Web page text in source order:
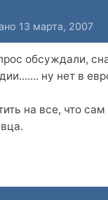
13 марта, 2007
обсуждали,
ну нет в
на все, что